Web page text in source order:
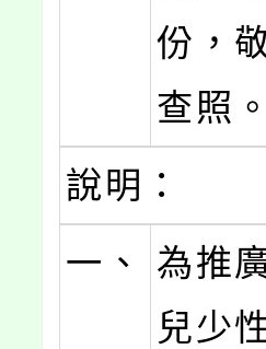
份，
查照。
說明：
一、
為推
兒少